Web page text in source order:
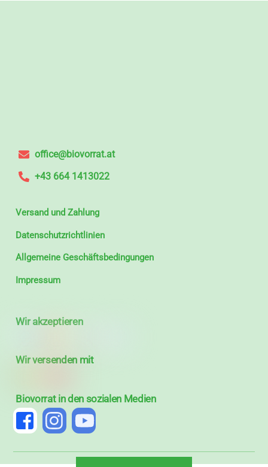
office@biovorrat.at
+43 664 1413022
Versand und Zahlung
Datenschutzrichtlinien
Allgemeine Geschäftsbedingungen
Impressum
Wir akzeptieren
Wir versenden mit
Biovorrat in den sozialen Medien